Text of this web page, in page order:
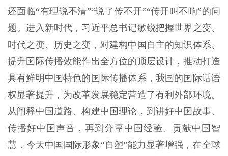
还面临“有理说不清”“说了传不开”“传开叫不响”的问
题。进入新时代，习近平总书记敏锐把握世界之变、
时代之变、历史之变，对建构中国自主的知识体系、
提升国际传播效能作出全方位的顶层设计，推动打造
具有鲜明中国特色的国际传播体系，我国的国际话语
权显著提升，为改革发展稳定营造了有利外部环境。
从阐释中国道路、构建中国理论，到讲好中国故事、
传播好中国声音，再到分享中国经验、贡献中国智
慧，今天中国国际形象“自塑”能力显著增强，在全球